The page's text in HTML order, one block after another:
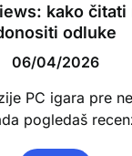
kako
odluke
06/04/2026
PC igara pre
pogledaš